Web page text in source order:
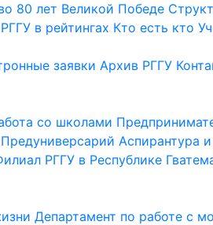
80 лет Великой Победе
РГГУ в рейтингах Кто есть кто
заявки Архив РГГУ
со школами
Предуниверсарий Аспирантура
РГГУ в Республике
Департамент по работе с